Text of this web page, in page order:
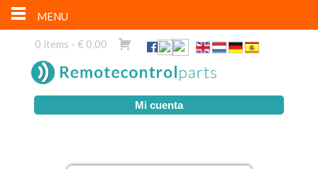
0 items - € 0,00
Mi cuenta
MENU